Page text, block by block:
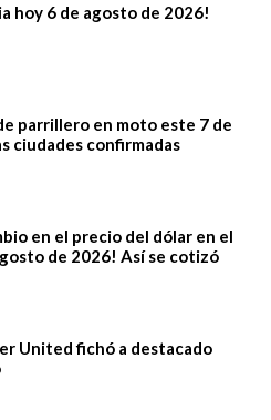
hoy 6 de agosto de 2026!
parrillero en moto este 7 de
ciudades confirmadas
en el precio del dólar en el
de 2026! Así se cotizó
United fichó a destacado